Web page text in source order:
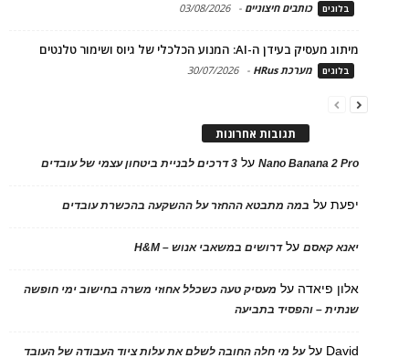
בלוגים כותבים חיצוניים -
03/08/2026
מיתוג מעסיק בעידן ה-AI: המנוע הכלכלי של גיוס ושימור טלנטים
בלוגים מערכת HRus -
30/07/2026
תגובות אחרונות
Nano Banana 2 Proעל 3 דרכים לבניית ביטחון עצמי של עובדים
יפעתעל במה מתבטא ההחזר על ההשקעה בהכשרת עובדים
יאנא קאסםעלדרושים במשאבי אנוש – H&M
אלון פיאדה על מעסיק טעה כשכלל אחוזי משרה בחישוב ימי חופשה
שנתית – והפסיד בתביעה
David עלעל מי חלה החובה לשלם את עלות ציוד העבודה של העובד